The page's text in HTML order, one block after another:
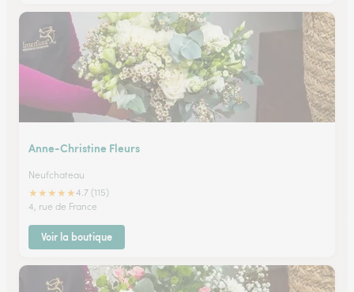
Anne-Christine Fleurs
Neufchateau
★★★★★4.7 (115)
4, rue de France
Voir la boutique